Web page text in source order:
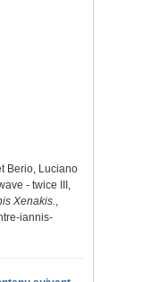
Berio, Luciano
- twice III,
Xenakis.,
iannis-